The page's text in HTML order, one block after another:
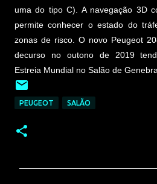
uma do tipo C). A navegação 3D
permite conhecer o estado do
zonas de risco. O novo Peugeot
decurso no outono de 2019
Estreia Mundial no Salão de Genebra.
PEUGEOT SALÃO